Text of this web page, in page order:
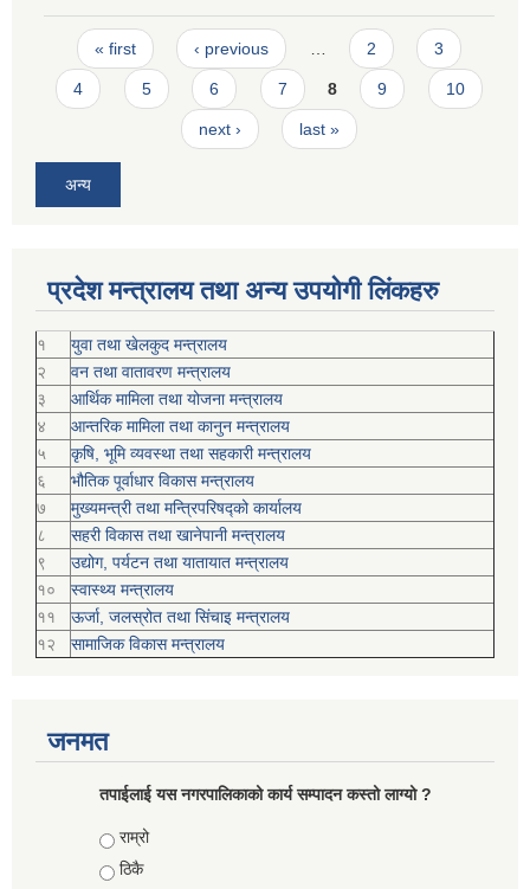
Pages
« first ‹ previous … 2 3
4 5 6 7 8 9 10
next › last »
अन्य
प्रदेश मन्त्रालय तथा अन्य उपयोगी लिंकहरु
१
युवा तथा खेलकुद मन्त्रालय
२
वन तथा वातावरण मन्त्रालय
३
आर्थिक मामिला तथा योजना मन्त्रालय
४
आन्तरिक मामिला तथा कानुन मन्त्रालय
५
कृषि, भूमि व्यवस्था तथा सहकारी मन्त्रालय
६
भौतिक पूर्वाधार विकास मन्त्रालय
७
मुख्यमन्त्री तथा मन्त्रिपरिषद्को कार्यालय
८
सहरी विकास तथा खानेपानी मन्त्रालय
९
उद्योग, पर्यटन तथा यातायात मन्त्रालय
१०
स्वास्थ्य मन्त्रालय
११
ऊर्जा, जलस्रोत तथा सिंचाइ मन्त्रालय
१२
सामाजिक विकास मन्‍‍त्रालय
जनमत
तपाईलाई यस नगरपालिकाको कार्य सम्पादन कस्तो लाग्यो ?
Choices
राम्रो
ठिकै